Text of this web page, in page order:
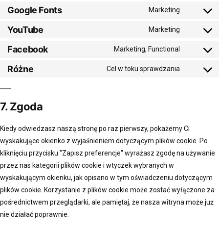
Google Fonts Marketing
YouTube Marketing
Facebook Marketing, Functional
Różne Cel w toku sprawdzania
7. Zgoda
Kiedy odwiedzasz naszą stronę po raz pierwszy, pokażemy Ci
wyskakujące okienko z wyjaśnieniem dotyczącym plików cookie. Po
kliknięciu przycisku "Zapisz preferencje" wyrażasz zgodę na używanie
przez nas kategorii plików cookie i wtyczek wybranych w
wyskakującym okienku, jak opisano w tym oświadczeniu dotyczącym
plików cookie. Korzystanie z plików cookie może zostać wyłączone za
pośrednictwem przeglądarki, ale pamiętaj, że nasza witryna może już
nie działać poprawnie.